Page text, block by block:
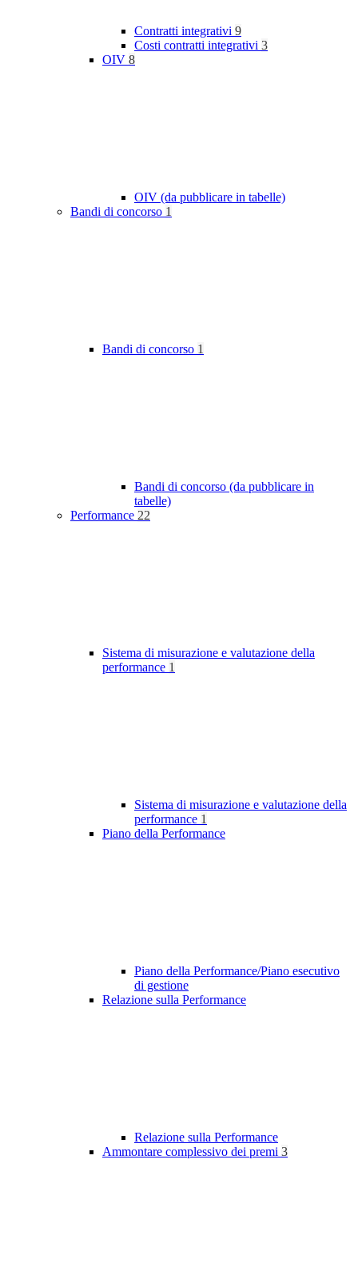
Contratti integrativi 9
Costi contratti integrativi 3
OIV 8
OIV (da pubblicare in tabelle)
Bandi di concorso 1
Bandi di concorso 1
Bandi di concorso (da pubblicare in
tabelle)
Performance 22
Sistema di misurazione e valutazione della
performance 1
Sistema di misurazione e valutazione della
performance 1
Piano della Performance
Piano della Performance/Piano esecutivo
di gestione
Relazione sulla Performance
Relazione sulla Performance
Ammontare complessivo dei premi 3